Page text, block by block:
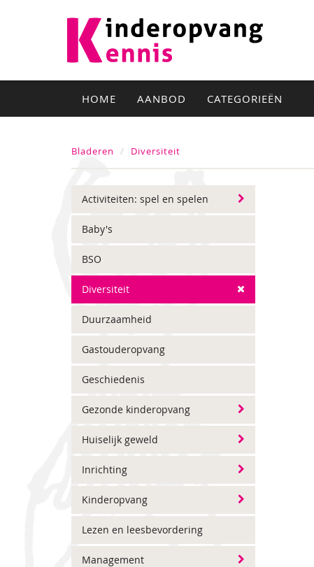
HOME AANBOD CATEGORIEËN
Bladeren Diversiteit
Activiteiten: spel en spelen
Baby's
BSO
Diversiteit
Duurzaamheid
Gastouderopvang
Geschiedenis
Gezonde kinderopvang
Huiselijk geweld
Inrichting
Kinderopvang
Lezen en leesbevordering
Management